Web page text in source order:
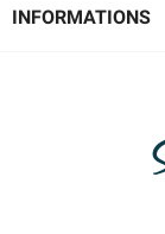
INFORMATIONS